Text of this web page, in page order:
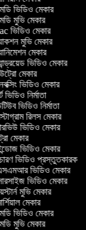
ভিডিও মেকার
মুভি মেকার
ভিডিও মেকার
মুভি মেকার
মেকার
ভিডিও মেকার
মেকার
ভিডিও মেকার
নির্মাতা
ভিডিও নির্মাতা
রিলস মেকার
ভিডিও মেকার
মেকার
ভিডিও মেকার
ভিডিও প্রস্তুতকারক
ভিডিও মেকার
ভিডিও মেকার
মুভি মেকার
মেকার
ভিডিও মেকার
মুভি মেকার